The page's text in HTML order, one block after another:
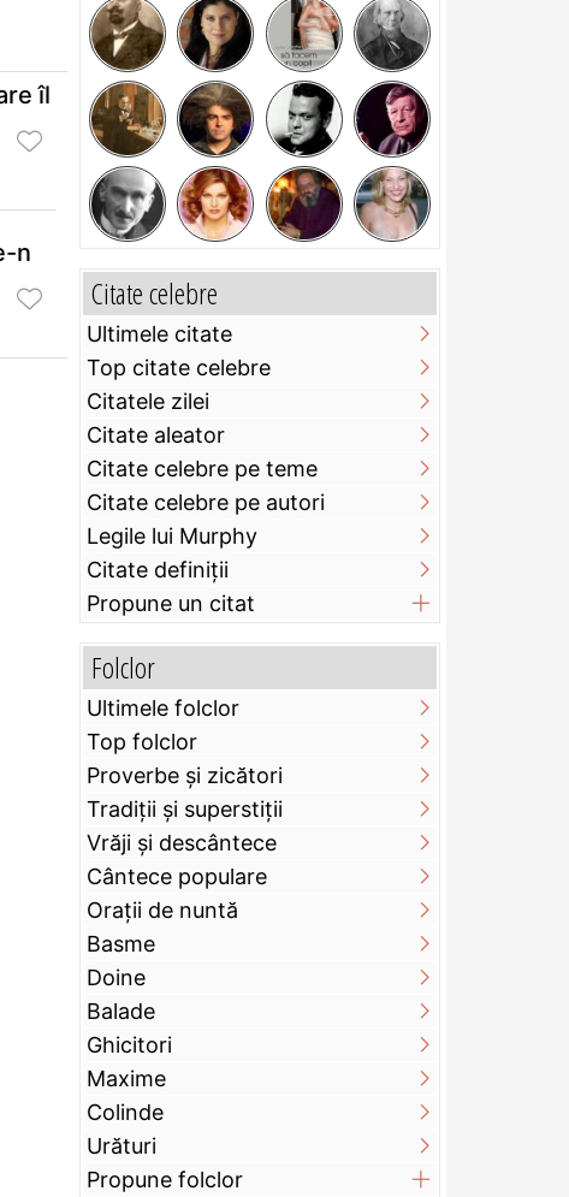
îl
n
Citate celebre
Ultimele citate
Top citate celebre
Citatele zilei
Citate aleator
Citate celebre pe teme
Citate celebre pe autori
Legile lui Murphy
Citate definiţii
Propune un citat
Folclor
Ultimele folclor
Top folclor
Proverbe și zicători
Tradiții și superstiții
Vrăji și descântece
Cântece populare
Orații de nuntă
Basme
Doine
Balade
Ghicitori
Maxime
Colinde
Urături
Propune folclor